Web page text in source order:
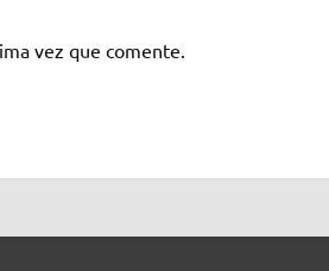
vez que comente.